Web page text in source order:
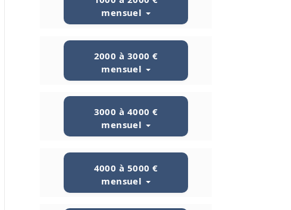
mensuel
2000 à 3000 €
mensuel
3000 à 4000 €
mensuel
4000 à 5000 €
mensuel